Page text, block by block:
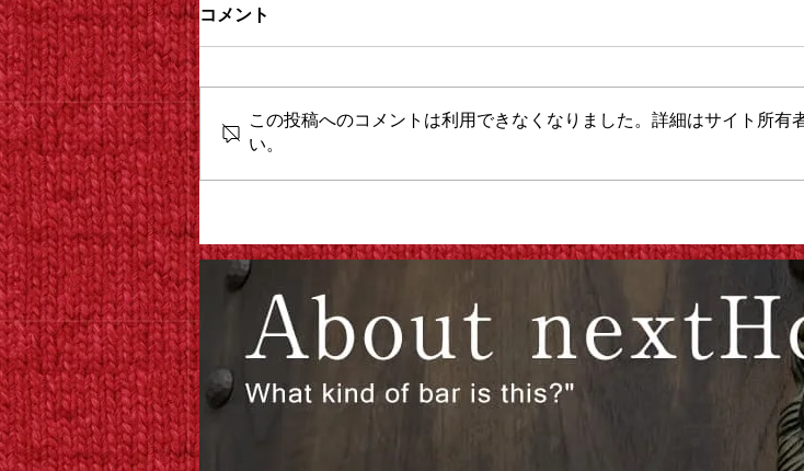
MARCO BAILEYさんの
コメント
この投稿へのコメントは利用できなくなりました。詳細はサイト所有
い。